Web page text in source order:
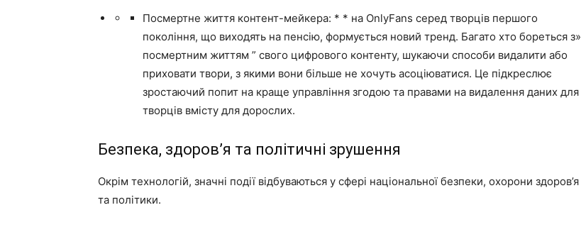
Посмертне життя контент-мейкера: * * на OnlyFans серед творців першого
покоління, що виходять на пенсію, формується новий тренд. Багато хто бореться з»
посмертним життям ” свого цифрового контенту, шукаючи способи видалити або
приховати твори, з якими вони більше не хочуть асоціюватися. Це підкреслює
зростаючий попит на краще управління згодою та правами на видалення даних для
творців вмісту для дорослих.
Безпека, здоров’я та політичні зрушення
Окрім технологій, значні події відбуваються у сфері національної безпеки, охорони здоров’я
та політики.